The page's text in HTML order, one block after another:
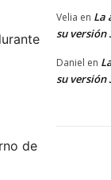
de
Velia en La
su versión
Daniel en
su versión